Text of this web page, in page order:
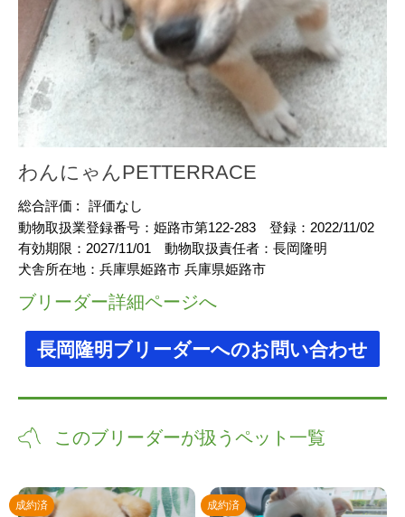
わんにゃんPETTERRACE
総合評価 :
評価なし
動物取扱業登録番号： 姫路市第122-283 登録： 2022/11/02
有効期限： 2027/11/01 動物取扱責任者： 長岡隆明
犬舎所在地： 兵庫県姫路市 兵庫県姫路市
ブリーダー詳細ページへ
長岡隆明ブリーダーへのお問い合わせ
このブリーダーが扱うペット一覧
成約済 成約済